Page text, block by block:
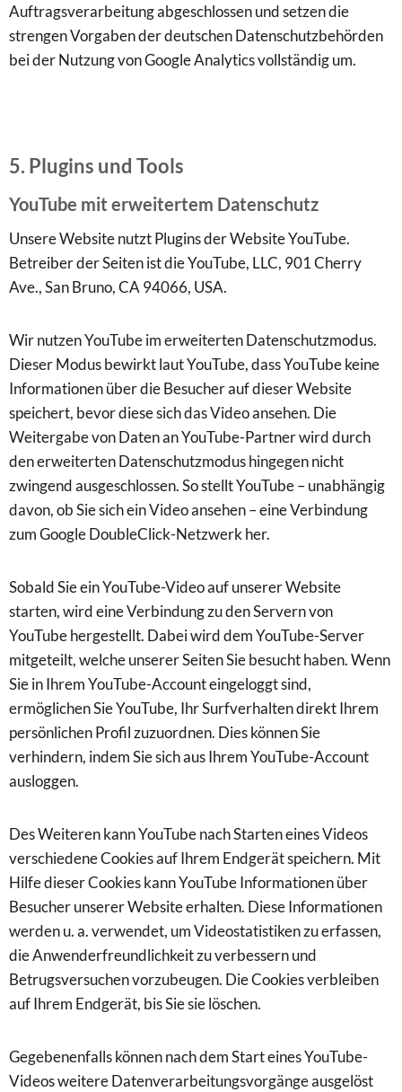
Auftragsverarbeitung abgeschlossen und setzen die
strengen Vorgaben der deutschen Datenschutzbehörden
bei der Nutzung von Google Analytics vollständig um.
5. Plugins und Tools
YouTube mit erweitertem Datenschutz
Unsere Website nutzt Plugins der Website YouTube.
Betreiber der Seiten ist die YouTube, LLC, 901 Cherry
Ave., San Bruno, CA 94066, USA.
Wir nutzen YouTube im erweiterten Datenschutzmodus.
Dieser Modus bewirkt laut YouTube, dass YouTube keine
Informationen über die Besucher auf dieser Website
speichert, bevor diese sich das Video ansehen. Die
Weitergabe von Daten an YouTube-Partner wird durch
den erweiterten Datenschutzmodus hingegen nicht
zwingend ausgeschlossen. So stellt YouTube – unabhängig
davon, ob Sie sich ein Video ansehen – eine Verbindung
zum Google DoubleClick-Netzwerk her.
Sobald Sie ein YouTube-Video auf unserer Website
starten, wird eine Verbindung zu den Servern von
YouTube hergestellt. Dabei wird dem YouTube-Server
mitgeteilt, welche unserer Seiten Sie besucht haben. Wenn
Sie in Ihrem YouTube-Account eingeloggt sind,
ermöglichen Sie YouTube, Ihr Surfverhalten direkt Ihrem
persönlichen Profil zuzuordnen. Dies können Sie
verhindern, indem Sie sich aus Ihrem YouTube-Account
ausloggen.
Des Weiteren kann YouTube nach Starten eines Videos
verschiedene Cookies auf Ihrem Endgerät speichern. Mit
Hilfe dieser Cookies kann YouTube Informationen über
Besucher unserer Website erhalten. Diese Informationen
werden u. a. verwendet, um Videostatistiken zu erfassen,
die Anwenderfreundlichkeit zu verbessern und
Betrugsversuchen vorzubeugen. Die Cookies verbleiben
auf Ihrem Endgerät, bis Sie sie löschen.
Gegebenenfalls können nach dem Start eines YouTube-
Videos weitere Datenverarbeitungsvorgänge ausgelöst